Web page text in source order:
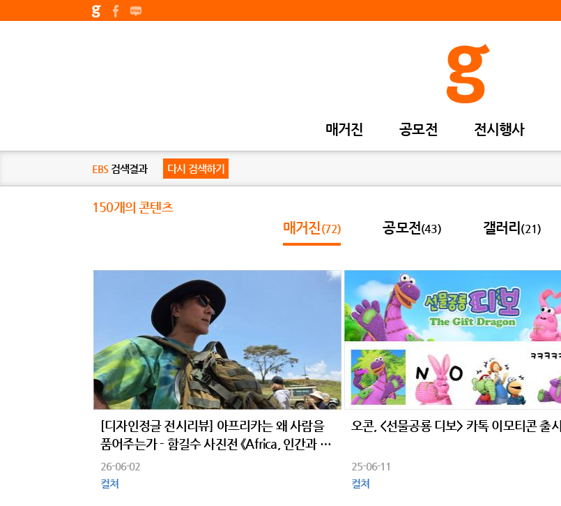
매거진 공모전 전시행사
EBS검색결과 다시 검색하기
150개의 콘텐츠
매거진(72) 공모전(43) 갤러리 (21)
[디자인정글 전시리뷰] 아프리카는 왜 사람을
품어주는가 - 함길수 사진전 《Africa, 인간과 대
자연의 소리 없는 위로》
26-06-02
컬쳐
오콘, <선물공룡 디보> 카톡 이모티콘 출시
25-06-11
컬쳐